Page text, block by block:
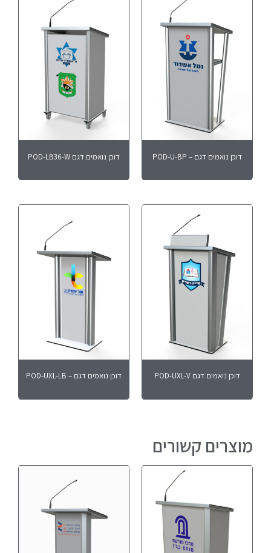
דוכן נואמים דגם – POD-U-BP דוכן נואמים דגם POD-LB36-W
דוכן נואמים דגם POD-UXL-V דוכן נואמים דגם – POD-UXL-LB
מוצרים קשורים